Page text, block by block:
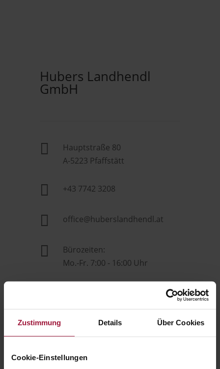
Zustimmung Details Über Cookies
Cookie-Einstellungen
Hubers Landhendl
GmbH

Hauptstraße 80
A-5223 Pfaffstätt
 +43 7742 3208
 office@huberslandhendl.at

Bürozeiten:
Mo.-Fr. 7:00 - 16:00 Uhr

A-5223 Pfaffstätt